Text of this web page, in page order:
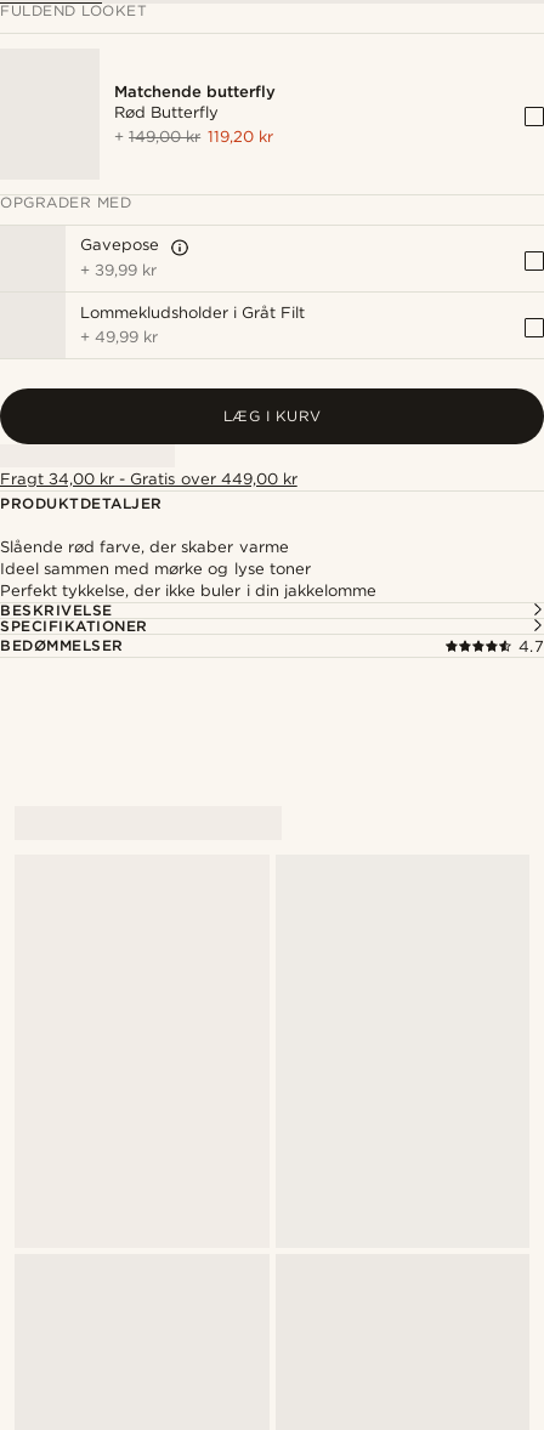
FULDEND LOOKET
Matchende butterfly
Rød Butterfly
+149,00 kr 119,20 kr
OPGRADER MED
Gavepose
+ 39,99 kr
Lommekludsholder i Gråt Filt
+49,99 kr
LÆG I KURV
Fragt 34,00 kr - Gratis over 449,00 kr
PRODUKTDETALJER
Slående rød farve, der skaber varme
Ideel sammen med mørke og lyse toner
Perfekt tykkelse, der ikke buler i din jakkelomme
BESKRIVELSE
SPECIFIKATIONER
BEDØMMELSER
4.7